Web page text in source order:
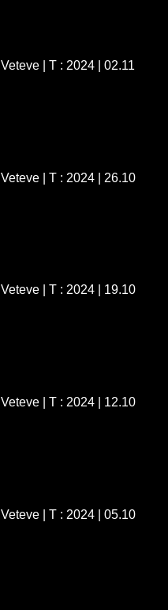
Veteve | T : 2024 | 02.11
Veteve | T : 2024 | 26.10
Veteve | T : 2024 | 19.10
Veteve | T : 2024 | 12.10
Veteve | T : 2024 | 05.10